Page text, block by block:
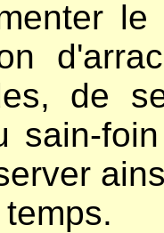
de
sain-